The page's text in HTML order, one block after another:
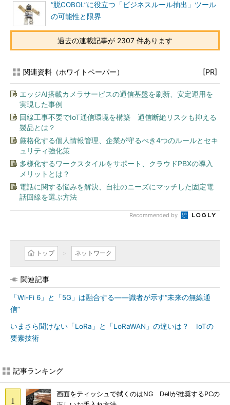
“脱COBOL”に役立つ「ビジネスルール抽出」ツール
の可能性と限界
過去の連載記事が 2307 件あります
関連資料（ホワイトペーパー） [PR]
エッジAI搭載カメラサービスの通信基盤を刷新、安定運用を
実現した事例
回線工事不要でIoT通信環境を構築 通信断絶リスクも抑える
製品とは？
厳格化する個人情報管理、企業が守るべき4つのルールとセキ
ュリティ強化策
多様化するワークスタイルをサポート、クラウドPBXの導入
メリットとは？
電話に関する悩みを解決、自社のニーズにマッチした固定電
話回線を選ぶ方法
Recommended by
トップ ネットワーク
関連記事
「Wi-Fi 6」と「5G」は融合する――識者が示す“未来の無線通
信”
いまさら聞けない「LoRa」と「LoRaWAN」の違いは？ IoTの
要素技術
記事ランキング
画面をティッシュで拭くのはNG Dellが推奨するPCの